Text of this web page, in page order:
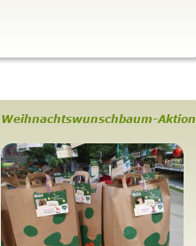
Weihnachtswunschbaum-Aktion